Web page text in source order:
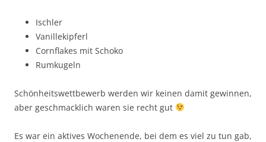
Ischler
Vanillekipferl
Cornflakes mit Schoko
Rumkugeln
Schönheitswettbewerb werden wir keinen damit gewinnen,
aber geschmacklich waren sie recht gut
Es war ein aktives Wochenende, bei dem es viel zu tun gab,